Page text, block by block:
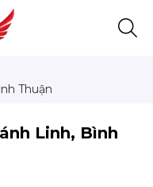
Thuận
Linh, Bình